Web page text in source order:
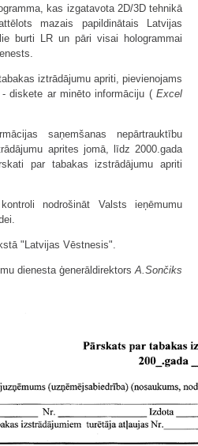
kas izgatavota 2D/3D tehnikā
mazais papildinātais Latvijas
burti LR un pāri visai hologrammai
iztrādājumu apriti, pievienojams
diskete ar minēto informāciju ( Excel
saņemšanas nepārtrauktību
aprites jomā, līdz 2000.gada
par tabakas izstrādājumu apriti
nodrošināt Valsts ieņēmumu
"Latvijas Vēstnesis".
dienesta ģenerāldirektorsA.Sončiks